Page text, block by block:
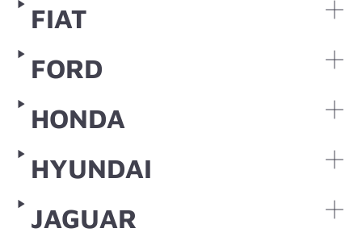
FIAT
FORD
HONDA
HYUNDAI
JAGUAR